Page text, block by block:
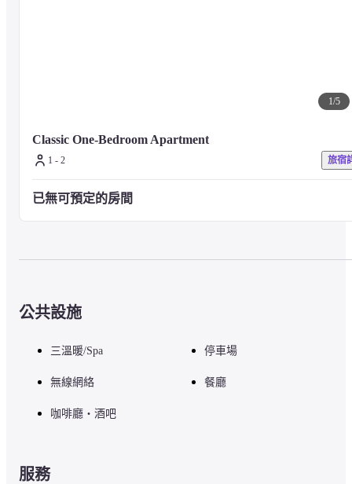
1/5
Classic One-Bedroom Apartment
1 - 2 旅宿
已無可預定的房間
公共設施
三溫暖/Spa 停車場
無線網絡 餐廳
咖啡廳・酒吧
服務